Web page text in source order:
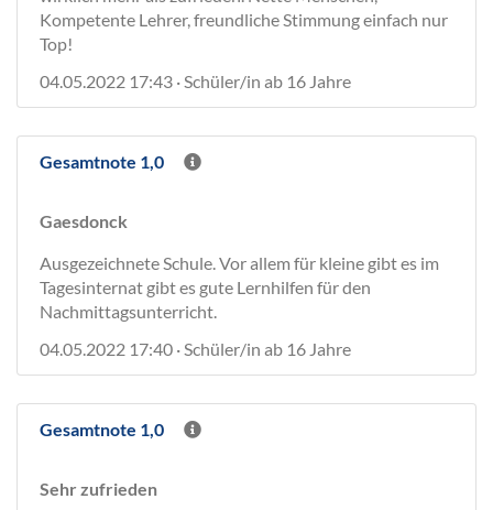
Kompetente Lehrer, freundliche Stimmung einfach nur
Top!
04.05.2022 17:43 · Schüler/in ab 16 Jahre
Gesamtnote 1,0
Gaesdonck
Ausgezeichnete Schule. Vor allem für kleine gibt es im
Tagesinternat gibt es gute Lernhilfen für den
Nachmittagsunterricht.
04.05.2022 17:40 · Schüler/in ab 16 Jahre
Gesamtnote 1,0
Sehr zufrieden